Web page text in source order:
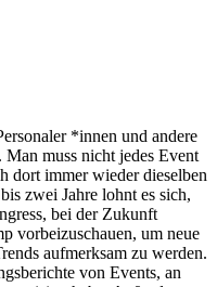
*innen und andere
muss nicht jedes Event
dort immer wieder dieselben
zwei Jahre lohnt es sich,
bei der Zukunft
vorbeizuschauen, um neue
aufmerksam zu werden.
von Events, an